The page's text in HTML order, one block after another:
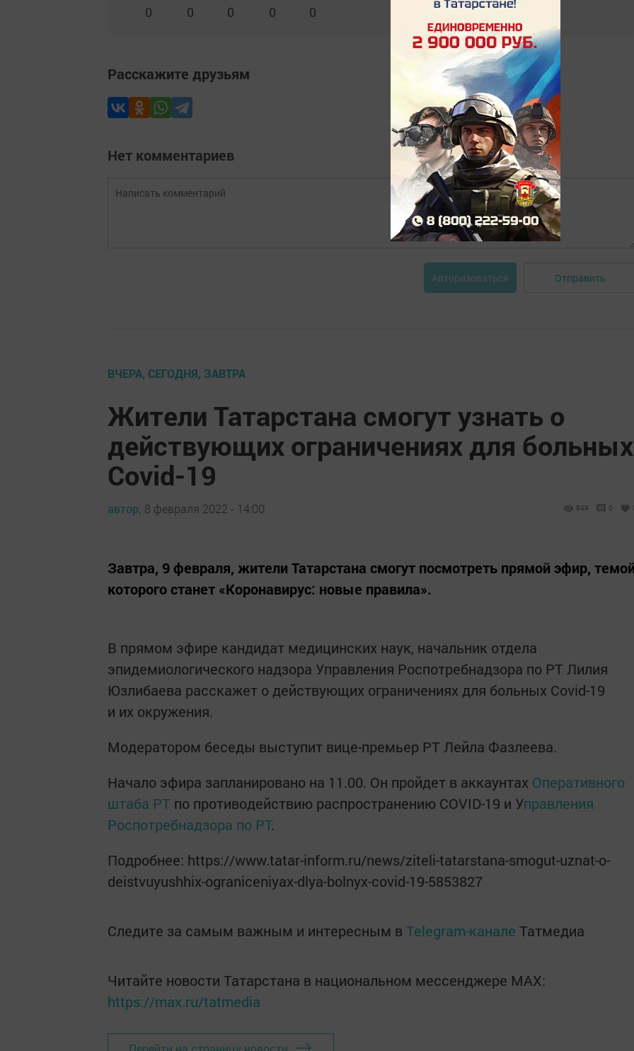
0 0 0 0 0
Расскажите друзьям
Нет комментариев
Авторизоваться Отправить
ВЧЕРА, СЕГОДНЯ, ЗАВТРА
Жители Татарстана смогут узнать о
действующих ограничениях для больных
Covid-19
автор, 8 февраля 2022 - 14:00 849 0
Завтра, 9 февраля, жители Татарстана смогут посмотреть прямой эфир,
которого станет «Коронавирус: новые правила».
В прямом эфире кандидат медицинских наук, начальник отдела
эпидемиологического надзора Управления Роспотребнадзора по РТ Лилия
Юзлибаева расскажет о действующих ограничениях для больных Covid-19
и их окружения.
Модератором беседы выступит вице-премьер РТ Лейла Фазлеева.
Начало эфира запланировано на 11.00. Он пройдет в аккаунтах Оперативного
штаба РТ по противодействию распространению COVID-19 и Управления
Роспотребнадзора по РТ.
Подробнее: https://www.tatar-inform.ru/news/ziteli-tatarstana-smogut-uznat-o-
deistvuyushhix-ograniceniyax-dlya-bolnyx-covid-19-5853827
Следите за самым важным и интересным в Telegram-канале Татмедиа
Читайте новости Татарстана в национальном мессенджере MАХ:
https://max.ru/tatmedia